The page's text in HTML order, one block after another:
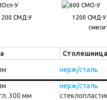
СМД-У
1200 СМД-У
Столешница
нерж/сталь
нерж/сталь
300 мм